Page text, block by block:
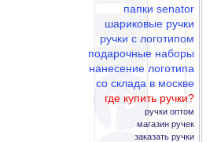
папки senator
шариковые ручки
ручки с логотипом
подарочные наборы
нанесение логотипа
со склада в москве
где купить ручки?
ручки оптом
магазин ручек
заказать ручки